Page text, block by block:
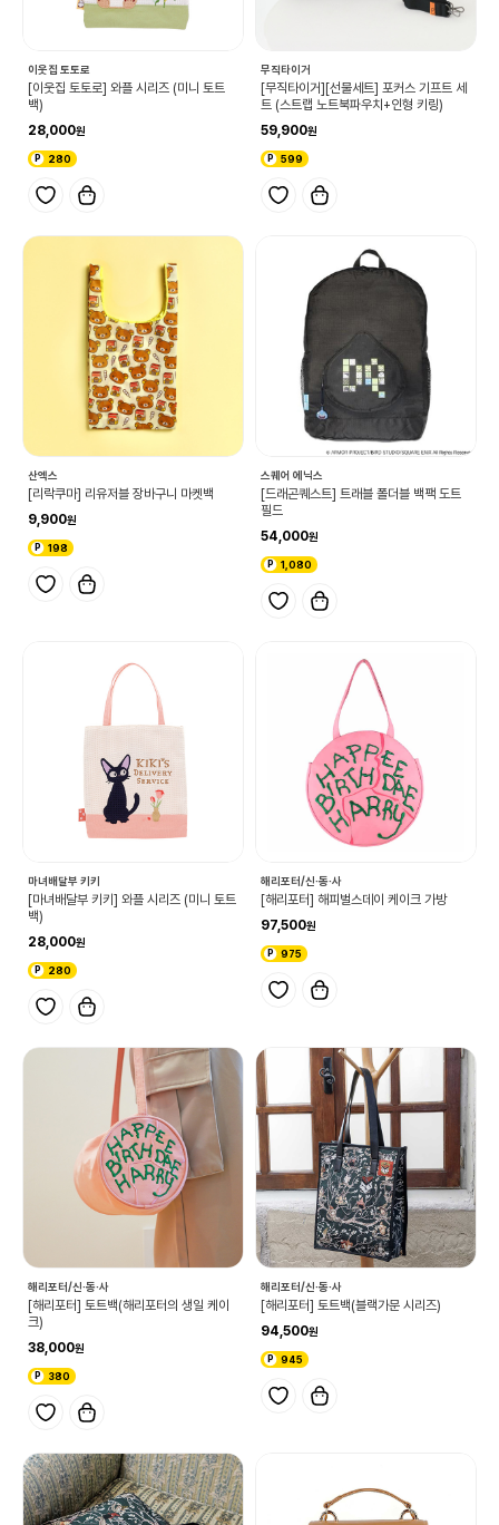
이웃집 토토로
[이웃집 토토로] 와플 시리즈 (미니 토트
백)
28,000
280
무직타이거
[무직타이거][선물세트] 포커스 기프트 세
트 (스트랩 노트북파우치+인형 키링)
59,900
599
산엑스
[리락쿠마] 리유저블 장바구니 마켓백
9,900
198
스퀘어 에닉스
[드래곤퀘스트] 트래블 폴더블 백팩 도트
필드
54,000
1,080
마녀배달부 키키
[마녀배달부 키키] 와플 시리즈 (미니 토트
백)
28,000
280
해리포터/신·동·사
[해리포터] 해피벌스데이 케이크 가방
97,500
975
해리포터/신·동·사
[해리포터] 토트백(해리포터의 생일 케이
크)
38,000
380
해리포터/신·동·사
[해리포터] 토트백(블랙가문 시리즈)
94,500
945